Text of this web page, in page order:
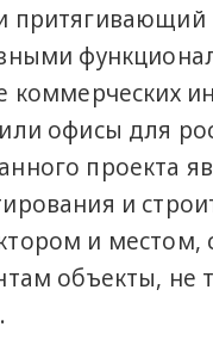
притягивающий
коммерческих
офисы для
проекта
и
и местом,
объекты, не